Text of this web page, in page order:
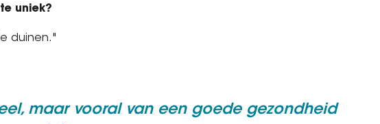
uniek?
duinen."
maar vooral van een goede gezondheid